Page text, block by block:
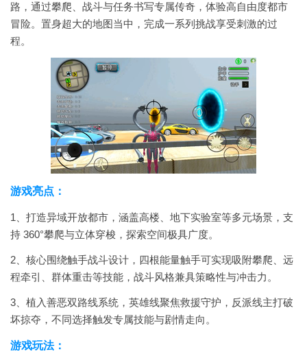
路，通过攀爬、战斗与任务书写专属传奇，体验高自由度都市
冒险。置身超大的地图当中，完成一系列挑战享受刺激的过
程。
游戏亮点：
1、打造异域开放都市，涵盖高楼、地下实验室等多元场景，支
持 360°攀爬与立体穿梭，探索空间极具广度。
2、核心围绕触手战斗设计，四根能量触手可实现吸附攀爬、远
程牵引、群体重击等技能，战斗风格兼具策略性与冲击力。
3、植入善恶双路线系统，英雄线聚焦救援守护，反派线主打破
坏掠夺，不同选择触发专属技能与剧情走向。
游戏玩法：